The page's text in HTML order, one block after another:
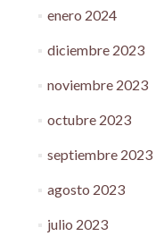
enero 2024
diciembre 2023
noviembre 2023
octubre 2023
septiembre 2023
agosto 2023
julio 2023